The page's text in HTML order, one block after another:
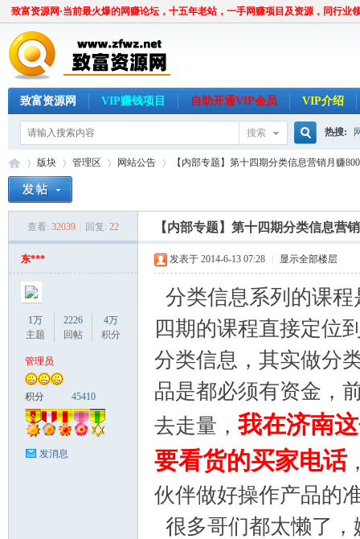
致富资源网·当前最火爆的网赚论坛，十五年老站，一手网赚项目及资源，同行业
致富资源网 VIP赚钱项目 自助开通VIP会员 VIP介绍
搜索
搜
索
热搜:
版块
›
管理区
›
网站公告 【内部专题】第十四期分类信息营销月赚
查看: 32039 回复: 22 【内部专题】第十四期分类信息营
东***
1万
主题
2226
回帖
4万
积分
管理员
积分 45410
发消息
发表于 2014-6-13 07:28 显示全部楼层
分类信息系列的课
四期的课程直接定位
分类信息，其实做分
品是都必须有资金，
去走量， 我在济南
要看货的买家电话
伙伴做好操作产品的
很多哥们都太懒了